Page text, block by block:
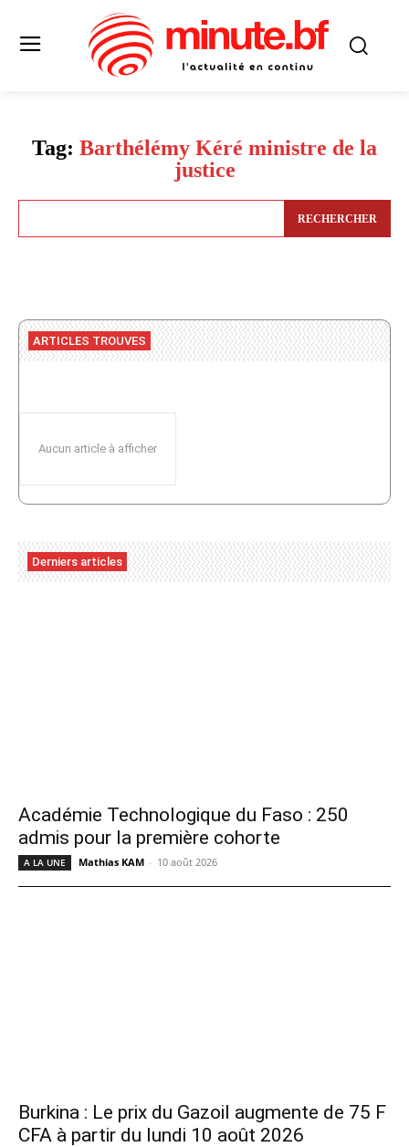
Tag: Barthélémy Kéré ministre de la
justice
RECHERCHER
ARTICLES TROUVES
Aucun article à afficher
Derniers articles
Académie Technologique du Faso : 250
admis pour la première cohorte
A LA UNE Mathias KAM - 10 août 2026
Burkina : Le prix du Gazoil augmente de 75 F
CFA à partir du lundi 10 août 2026